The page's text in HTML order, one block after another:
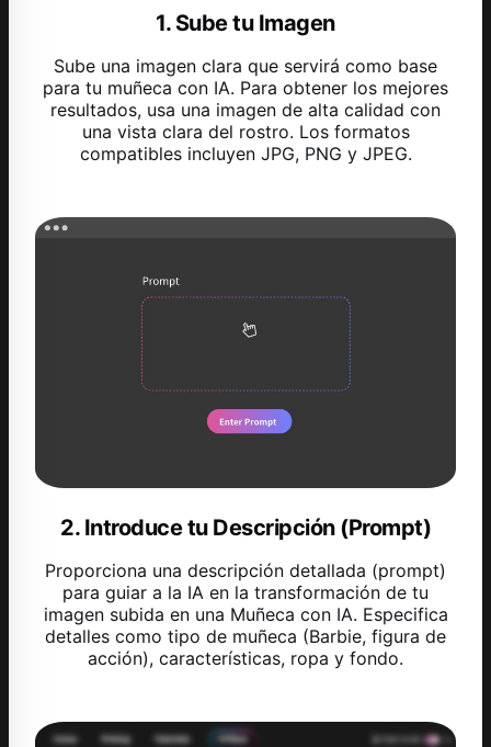
1. Sube tu Imagen
Sube una imagen clara que servirá como base
para tu muñeca con IA. Para obtener los mejores
resultados, usa una imagen de alta calidad con
una vista clara del rostro. Los formatos
compatibles incluyen JPG, PNG y JPEG.
2. Introduce tu Descripción (Prompt)
Proporciona una descripción detallada (prompt)
para guiar a la IA en la transformación de tu
imagen subida en una Muñeca con IA. Especifica
detalles como tipo de muñeca (Barbie, figura de
acción), características, ropa y fondo.